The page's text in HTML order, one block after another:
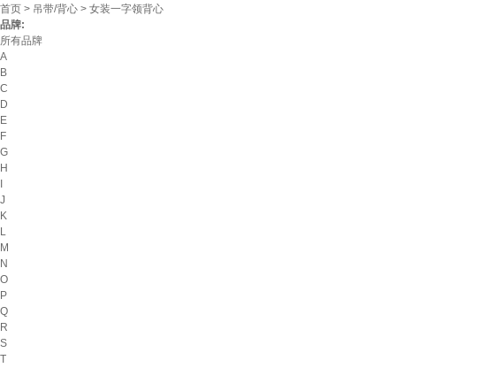
首页 > 吊带/背心 > 女装一字领背心
品牌:
所有品牌
A
B
C
D
E
F
G
H
J
K
L
M
N
O
P
Q
R
S
T